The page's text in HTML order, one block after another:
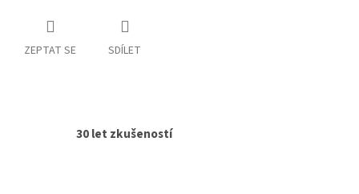
ZEPTAT SE SDÍLET
30 let zkušeností